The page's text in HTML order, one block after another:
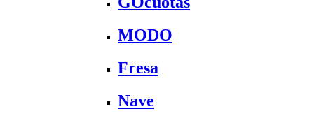
MODO
Fresa
Nave